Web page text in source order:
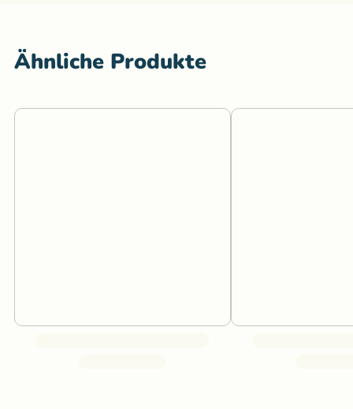
Ähnliche Produkte